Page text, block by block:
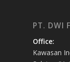
PT. DWI
Office:
Kawasan